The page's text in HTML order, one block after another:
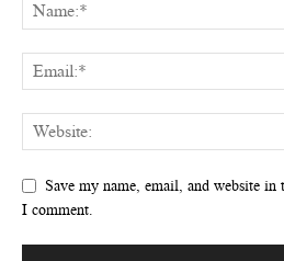
Save my name, email, and website
I comment.